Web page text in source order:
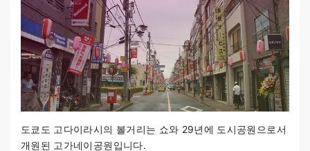
도쿄도 고다이라시의 볼거리는 쇼와 29년에 도시공원으로서
개원된 고가네이공원입니다.